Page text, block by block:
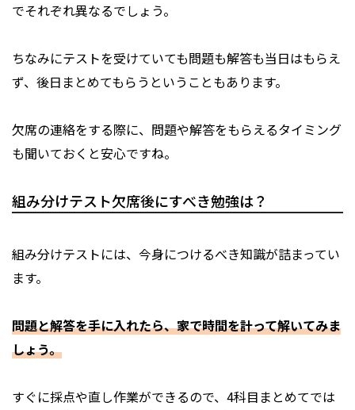
でそれぞれ異なるでしょう。
ちなみにテストを受けていても問題も解答も当日はもらえ
ず、後日まとめてもらうということもあります。
欠席の連絡をする際に、問題や解答をもらえるタイミング
も聞いておくと安心ですね。
組み分けテスト欠席後にすべき勉強は？
組み分けテストには、今身につけるべき知識が詰まってい
ます。
問題と解答を手に入れたら、家で時間を計って解いてみま
しょう。
すぐに採点や直し作業ができるので、4科目まとめてでは